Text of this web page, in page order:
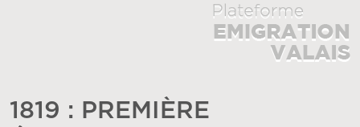
1819 : PREMIÈRE